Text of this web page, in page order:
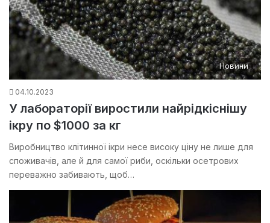
Новини
04.10.2023
У лабораторії виростили найрідкіснішу
ікру по $1000 за кг
Виробництво клітинної ікри несе високу ціну не лише для
споживачів, але й для самої риби, оскільки осетрових
переважно забивають, щоб…